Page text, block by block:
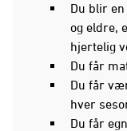
Du blir
og eldre,
hjertelig
Du får
Du får
hver
Du får